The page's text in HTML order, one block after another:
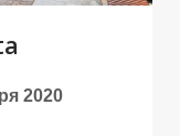
2020